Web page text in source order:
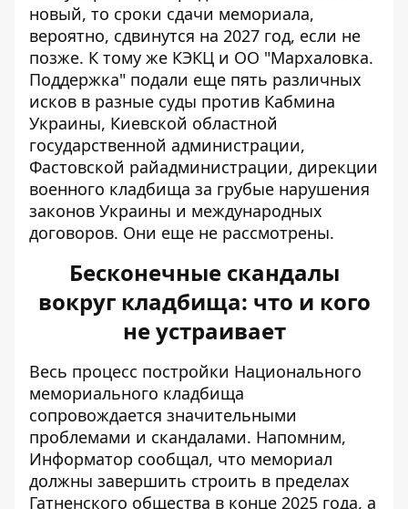
новый, то сроки сдачи мемориала,
вероятно, сдвинутся на 2027 год, если не
позже. К тому же КЭКЦ и ОО "Мархаловка.
Поддержка" подали еще пять различных
исков в разные суды против Кабмина
Украины, Киевской областной
государственной администрации,
Фастовской райадминистрации, дирекции
военного кладбища за грубые нарушения
законов Украины и международных
договоров. Они еще не рассмотрены.
Бесконечные скандалы
вокруг кладбища: что и кого
не устраивает
Весь процесс постройки Национального
мемориального кладбища
сопровождается значительными
проблемами и скандалами. Напомним,
Информатор сообщал, что мемориал
должны завершить строить в пределах
Гатненского общества в конце 2025 года, а